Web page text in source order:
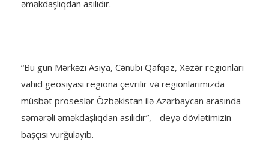
əməkdaşlıqdan asılıdır.
“Bu gün Mərkəzi Asiya, Cənubi Qafqaz, Xəzər regionları
vahid geosiyasi regiona çevrilir və regionlarımızda
müsbət proseslər Özbəkistan ilə Azərbaycan arasında
səmərəli əməkdaşlıqdan asılıdır”, - deyə dövlətimizin
başçısı vurğulayıb.